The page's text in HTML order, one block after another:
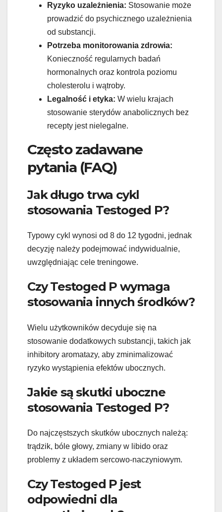
Ryzyko uzależnienia: Stosowanie może
prowadzić do psychicznego uzależnienia
od substancji.
Potrzeba monitorowania zdrowia:
Konieczność regularnych badań
hormonalnych oraz kontrola poziomu
cholesterolu i wątroby.
Legalność i etyka: W wielu krajach
stosowanie sterydów anabolicznych bez
recepty jest nielegalne.
Często zadawane
pytania (FAQ)
Jak długo trwa cykl
stosowania Testoged P?
Typowy cykl wynosi od 8 do 12 tygodni, jednak
decyzję należy podejmować indywidualnie,
uwzględniając cele treningowe.
Czy Testoged P wymaga
stosowania innych środków?
Wielu użytkowników decyduje się na
stosowanie dodatkowych substancji, takich jak
inhibitory aromatazy, aby zminimalizować
ryzyko wystąpienia efektów ubocznych.
Jakie są skutki uboczne
stosowania Testoged P?
Do najczęstszych skutków ubocznych należą:
trądzik, bóle głowy, zmiany w libido oraz
problemy z układem sercowo-naczyniowym.
Czy Testoged P jest
odpowiedni dla